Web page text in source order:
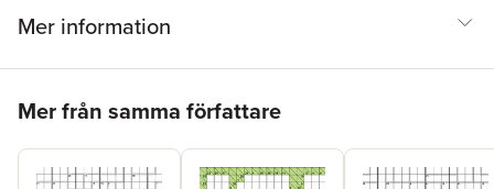
Mer information
Mer från samma författare